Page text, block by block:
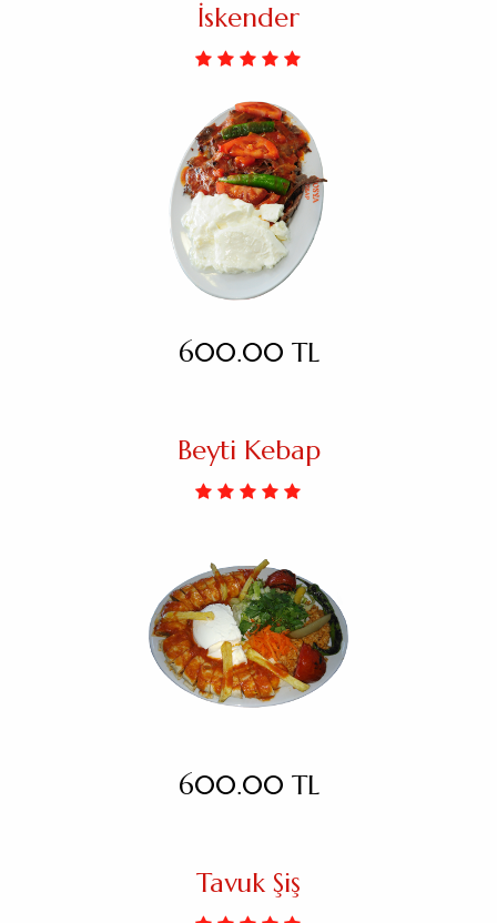
İskender
600.00 TL
Beyti Kebap
600.00 TL
Tavuk Şiş